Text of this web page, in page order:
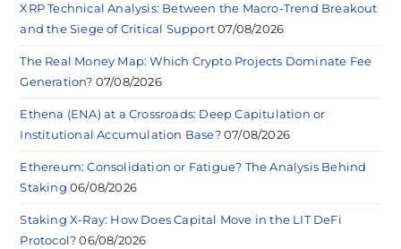
XRP Technical Analysis: Between the Macro-Trend Breakout
and the Siege of Critical Support 07/08/2026
The Real Money Map: Which Crypto Projects Dominate Fee
Generation? 07/08/2026
Ethena (ENA) at a Crossroads: Deep Capitulation or
Institutional Accumulation Base? 07/08/2026
Ethereum: Consolidation or Fatigue? The Analysis Behind
Staking 06/08/2026
Staking X-Ray: How Does Capital Move in the LIT DeFi
Protocol? 06/08/2026